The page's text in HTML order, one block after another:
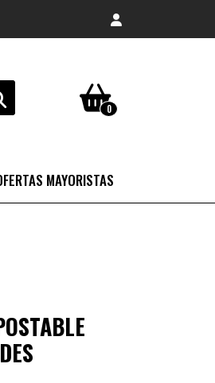
0
MAYORISTAS